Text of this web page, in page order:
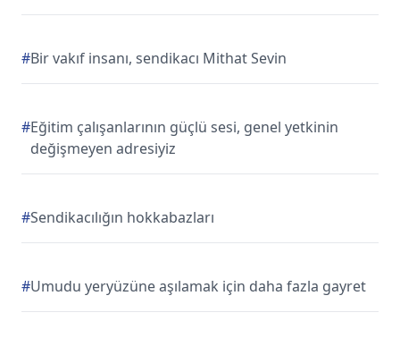
#Bir vakıf insanı, sendikacı Mithat Sevin
#Eğitim çalışanlarının güçlü sesi, genel yetkinin
değişmeyen adresiyiz
#Sendikacılığın hokkabazları
#Umudu yeryüzüne aşılamak için daha fazla gayret